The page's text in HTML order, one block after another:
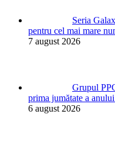
Seria
pentru cel mai mare
7 august 2026
Grupul
prima jumătate a
6 august 2026